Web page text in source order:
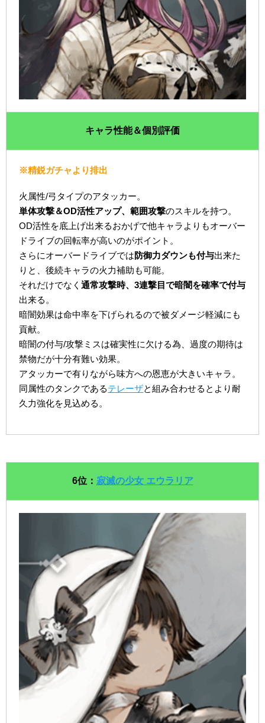
キャラ性能＆個別評価
※精鋭ガチャより排出
火属性/弓タイプのアタッカー。
単体攻撃＆OD活性アップ、範囲攻撃のスキルを持つ。
OD活性を底上げ出来るおかげで他キャラよりもオーバー
ドライブの回転率が高いのがポイント。
さらにオーバードライブでは防御力ダウンも付与出来た
りと、後続キャラの火力補助も可能。
それだけでなく通常攻撃時、3連撃目で暗闇を確率で付与
出来る。
暗闇効果は命中率を下げられるので被ダメージ軽減にも
貢献。
暗闇の付与/攻撃ミスは確実性に欠ける為、過度の期待は
禁物だが十分有難い効果。
アタッカーで有りながら味方への恩恵が大きいキャラ。
同属性のタンクであるテレーザと組み合わせるとより耐
久力強化を見込める。
6位： 寂滅の少女 エウラリア